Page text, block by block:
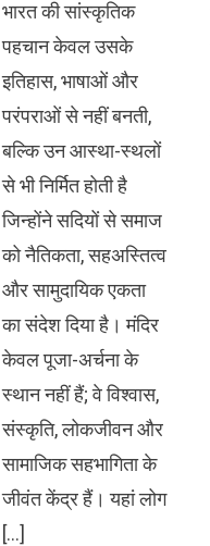
भारत की सांस्कृतिक
पहचान केवल उसके
इतिहास, भाषाओं और
परंपराओं से नहीं बनती,
बल्कि उन आस्था-स्थलों
से भी निर्मित होती है
जिन्होंने सदियों से समाज
को नैतिकता, सहअस्तित्व
और सामुदायिक एकता
का संदेश दिया है। मंदिर
केवल पूजा-अर्चना के
स्थान नहीं हैं; वे विश्वास,
संस्कृति, लोकजीवन और
सामाजिक सहभागिता के
जीवंत केंद्र हैं। यहां लोग
[…]